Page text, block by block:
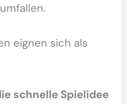
eignen sich als
schnelle Spielidee